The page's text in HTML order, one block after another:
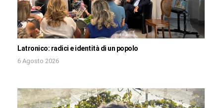
Latronico: radici e identità di un popolo
6 Agosto 2026